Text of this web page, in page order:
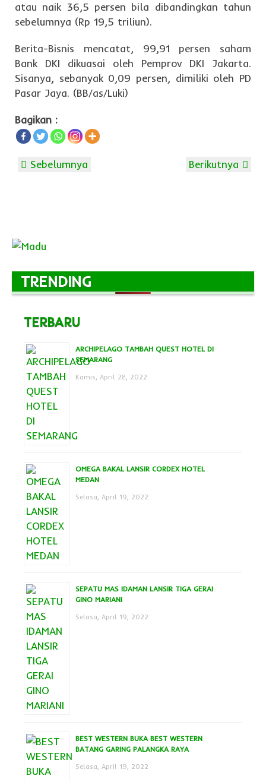
atau naik 36,5 persen bila dibandingkan tahun
sebelumnya (Rp 19,5 triliun).
Berita-Bisnis mencatat, 99,91 persen saham
Bank DKI dikuasai oleh Pemprov DKI Jakarta.
Sisanya, sebanyak 0,09 persen, dimiliki oleh PD
Pasar Jaya. (BB/as/Luki)
Bagikan :
Berikutnya
Sebelumnya
TRENDING
TERBARU
ARCHIPELAGO TAMBAH QUEST HOTEL DI
SEMARANG
Kamis, April 28, 2022
OMEGA BAKAL LANSIR CORDEX HOTEL
MEDAN
Selasa, April 19, 2022
SEPATU MAS IDAMAN LANSIR TIGA GERAI
GINO MARIANI
Selasa, April 19, 2022
BEST WESTERN BUKA BEST WESTERN
BATANG GARING PALANGKA RAYA
Selasa, April 19, 2022